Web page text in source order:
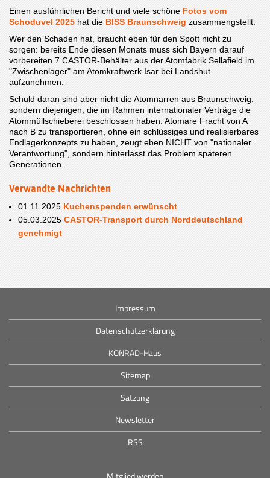
Einen ausführlichen Bericht und viele schöne Fotos vom
Schoduvel 2025 hat die BISS Braunschweig zusammengstellt.
Wer den Schaden hat, braucht eben für den Spott nicht zu
sorgen: bereits Ende diesen Monats muss sich Bayern darauf
vorbereiten 7 CASTOR-Behälter aus der Atomfabrik Sellafield im
"Zwischenlager" am Atomkraftwerk Isar bei Landshut
aufzunehmen.
Schuld daran sind aber nicht die Atomnarren aus Braunschweig,
sondern diejenigen, die im Rahmen internationaler Verträge die
Atommüllschieberei beschlossen haben. Atomare Fracht von A
nach B zu transportieren, ohne ein schlüssiges und realisierbares
Endlagerkonzepts zu haben, zeugt eben NICHT von "nationaler
Verantwortung", sondern hinterlässt das Problem späteren
Generationen.
Verwandte Nachrichten
01.11.2025 Kuchenspenden erwünscht
05.03.2025 CASTOR-Transport durch Norddeutschland
genehmigt
Impressum
Datenschutzerklärung
KONRAD-Haus
Sitemap
Satzung
Newsletter
RSS